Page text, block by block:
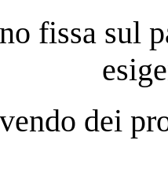
no fissa sul
dei